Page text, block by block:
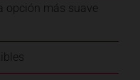
opción más suave